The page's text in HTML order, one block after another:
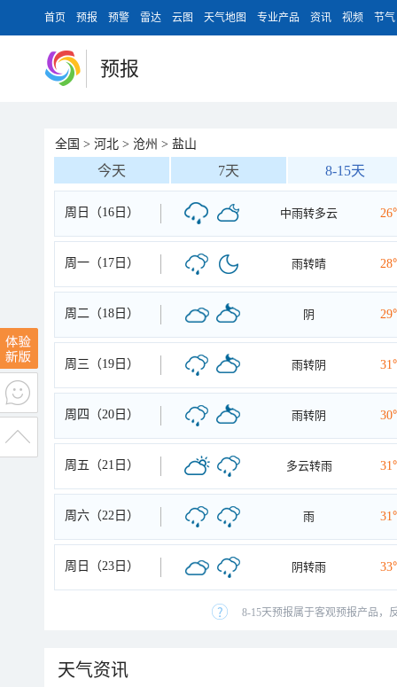
首页 预报 预警 雷达 云图 天气地图 专业产品 资讯 视频 节气
预报
全国 > 河北 > 沧州 > 盐山
今天 7天 8-15天
周日（16日） 中雨转多云
周一（17日） 雨转晴
周二（18日） 阴
周三（19日） 雨转阴
周四（20日） 雨转阴
周五（21日） 多云转雨
周六（22日） 雨
周日（23日） 阴转雨
8-15天预报属于客观预报产品，
天气资讯